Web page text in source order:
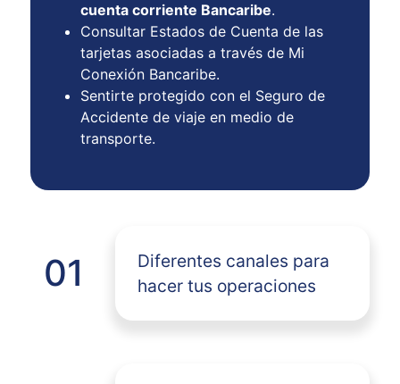
cuenta corriente Bancaribe.
Consultar Estados de Cuenta de las
tarjetas asociadas a través de Mi
Conexión Bancaribe.
Sentirte protegido con el Seguro de
Accidente de viaje en medio de
transporte.
01
Diferentes canales para
hacer tus operaciones